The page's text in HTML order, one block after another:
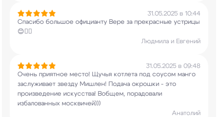
31.05.2025 в 10:44
Спасибо большое официанту Вере за прекрасные устрицы
😊👍🏻
Людмила и Евгений
31.05.2025 в 09:48
Очень приятное место! Щучья котлета под соусом манго
заслуживает звезду Мишлен! Подача окрошки - это
произведение искусства! Вобщем, порадовали
избалованных москвичей)))
Анатолий